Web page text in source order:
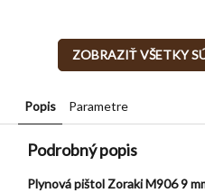
ZOBRAZIŤ VŠETKY
Popis Parametre
Podrobný popis
Plynová pištol Zoraki M906 9